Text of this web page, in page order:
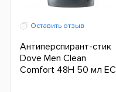
Оставить отзыв
Антиперспирант-стик
Dove Men Clean
Comfort 48H 50 мл ЕС